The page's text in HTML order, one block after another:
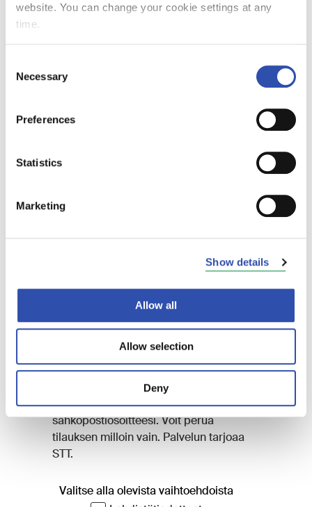
website. You can change your cookie settings at any
time.
Selection
Necessary
Preferences
Statistics
Marketing
Show details
Allow all
Allow selection
Deny
edelleen hyväksi havaittuja
turvallisuustoimenpiteitämme, kuten
Pidämme jatkossakin huolta sekä
VR:n että HSL:n junissa.
*VR on tehnyt keväästä 2020 lähtien
junamatkustamisen turvallisuudentunteesta.